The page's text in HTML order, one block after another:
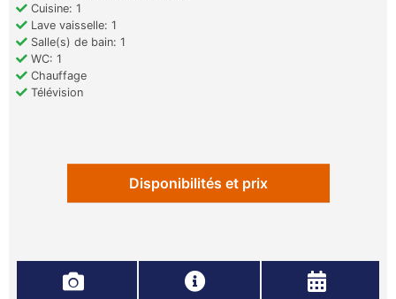
Cuisine: 1
Lave vaisselle: 1
Salle(s) de bain: 1
WC: 1
Chauffage
Télévision
Disponibilités et prix